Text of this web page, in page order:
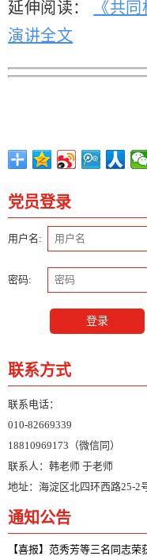
延伸阅读：
《共
演讲全文
党员登录
用户名:
密码:
登录
联系方式
联系电话：
010-82669339
18810969173（微信同）
联系人：韩老师 于老师
地址：海淀区北四环西路25-2
通知公告
【喜报】范秀芳等三名同志荣